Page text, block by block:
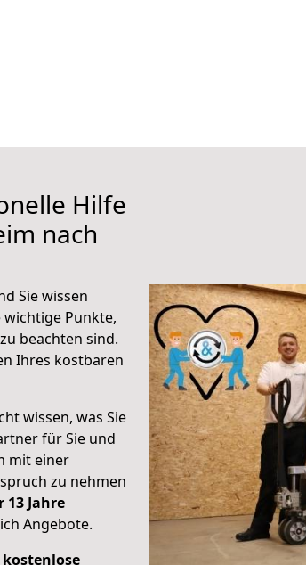
Hilfe
nach
Sie wissen
wichtige Punkte,
beachten sind.
Ihres kostbaren
wissen, was Sie
für Sie und
mit einer
zu nehmen
13 Jahre
Angebote.